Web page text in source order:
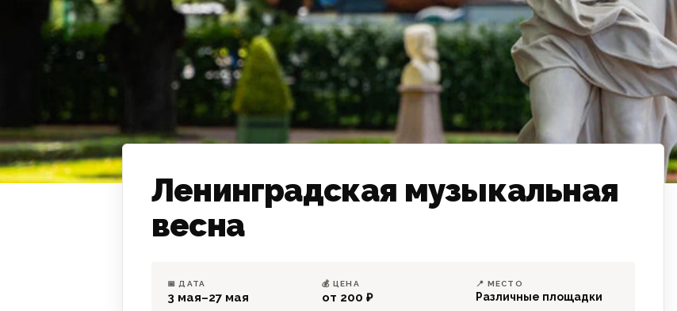
Ленинградская музыкальная
весна
📅 ДАТА
3 мая–27 мая
💰 ЦЕНА
от 200 ₽
📍 МЕСТО
Различные площадки